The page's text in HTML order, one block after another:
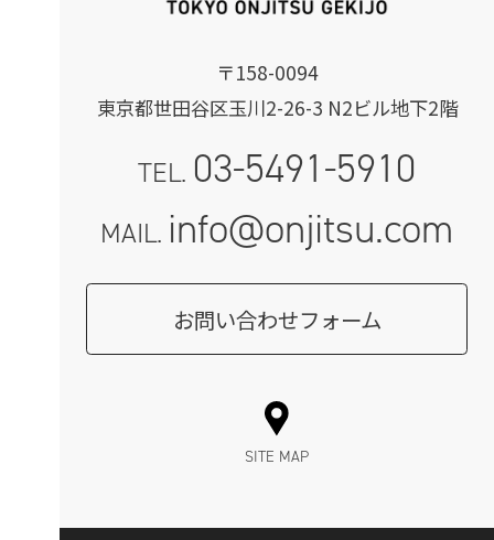
〒158-0094
東京都世田谷区玉川2-26-3 N2ビル地下2階
TEL. 03-5491-5910
MAIL. info@onjitsu.com
お問い合わせフォーム
SITE MAP